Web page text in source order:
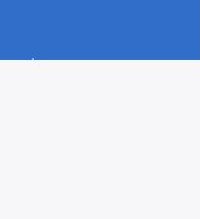
информации о продукте на